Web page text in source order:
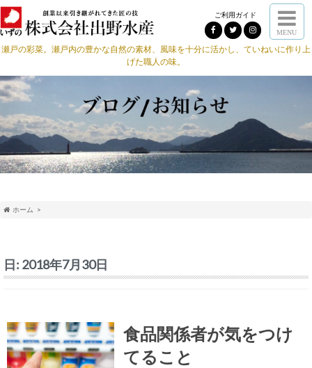
ご利用ガイド
MENU
瀬戸の彩菜。瀬戸内の豊かな自然の素材、風味を十分に活かし、ていねいに作り上
げた職人の味。
ホーム
日: 2018年7月30日
食品関係者が気をつけ
てること